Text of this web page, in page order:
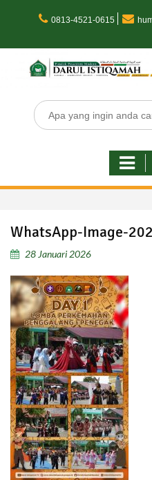
0813-4521-0615
Search
for:
WhatsApp-Image-
28 Januari 2026